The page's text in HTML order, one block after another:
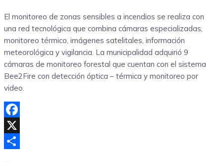
El monitoreo de zonas sensibles a incendios se realiza con
una red tecnológica que combina cámaras especializadas,
monitoreo térmico, imágenes satelitales, información
meteorológica y vigilancia. La municipalidad adquirió 9
cámaras de monitoreo forestal que cuentan con el sistema
Bee2Fire con detección óptica – térmica y monitoreo por
video.
Facebook
X